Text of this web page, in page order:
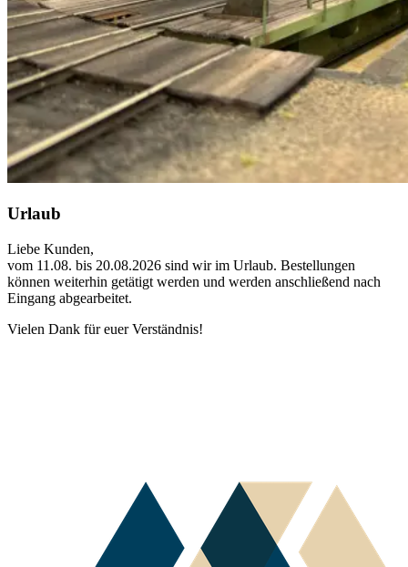
Urlaub
Liebe Kunden,
vom 11.08. bis 20.08.2026 sind wir im Urlaub. Bestellungen
können weiterhin getätigt werden und werden anschließend nach
Eingang abgearbeitet.
Vielen Dank für euer Verständnis!